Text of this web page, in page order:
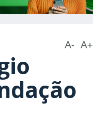
A- A+